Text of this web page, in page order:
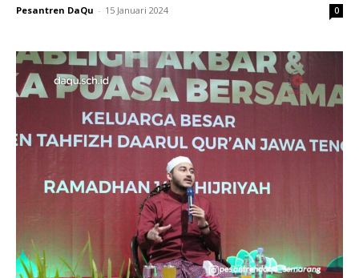
Pesantren DaQu - 15 Januari 2024 0